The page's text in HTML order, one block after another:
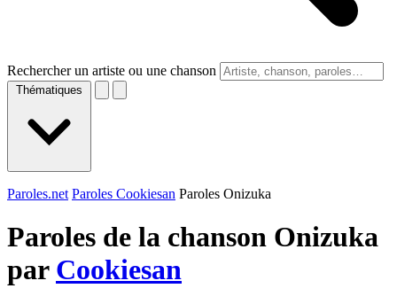
Rechercher un artiste ou une chanson
Thématiques
Paroles.net Paroles Cookiesan Paroles Onizuka
Paroles de la chanson Onizuka
par Cookiesan